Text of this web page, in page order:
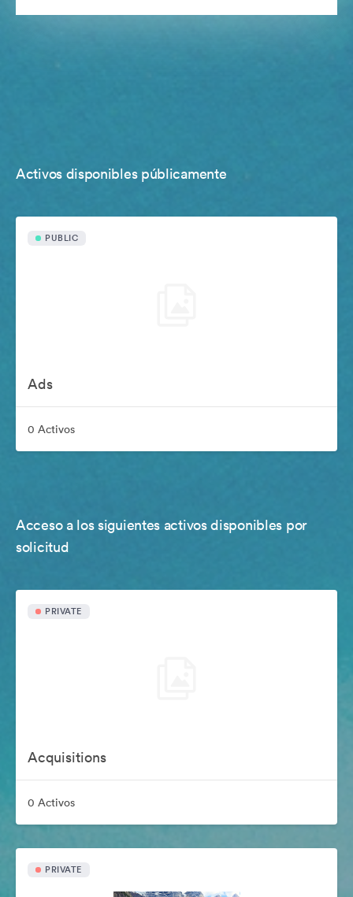
Activos disponibles públicamente
PUBLIC
Ads
0 Activos
Acceso a los siguientes activos disponibles por
solicitud
PRIVATE
Acquisitions
0 Activos
PRIVATE